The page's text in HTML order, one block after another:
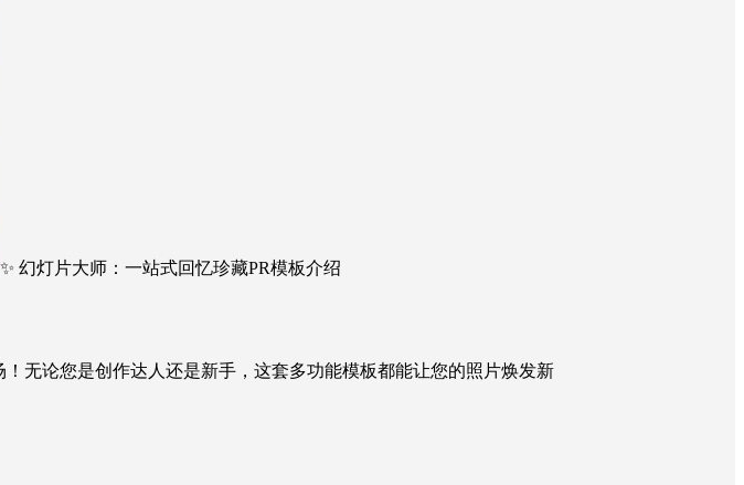
幻灯片大师：一站式回忆珍藏PR模板介绍
！无论您是创作达人还是新手，这套多功能模板都能让您的照片焕发新